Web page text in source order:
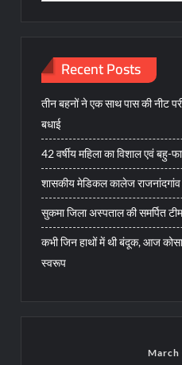
Recent Posts
तीन बहनों ने एक साथ पास की नीट
बधाई
42 वर्षीय महिला का विशाल एवं
शासकीय मेडिकल कालेज राजनांदगांव
सुकमा जिला अस्पताल की समर्पित
कभी जिन हाथों में थी बंदूक, आज
स्वरूप
March